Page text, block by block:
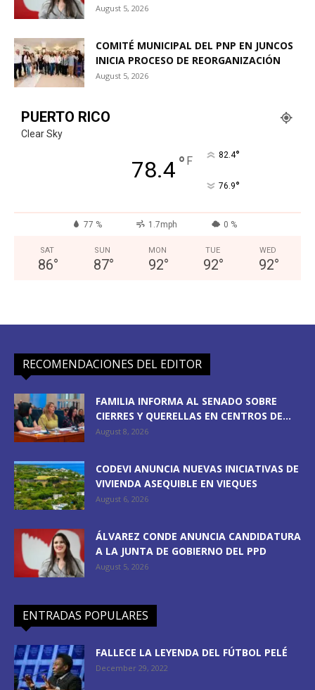
August 5, 2026
COMITÉ MUNICIPAL DEL PNP EN JUNCOS
INICIA PROCESO DE REORGANIZACIÓN
August 5, 2026
PUERTO RICO
Clear Sky
78.4° F 82.4°
76.9°
77 % 1.7mph 0 %
SAT
86°
SUN
87°
MON
92°
TUE
92°
WED
92°
RECOMENDACIONES DEL EDITOR
FAMILIA INFORMA AL SENADO SOBRE
CIERRES Y QUERELLAS EN CENTROS DE...
August 8, 2026
CODEVI ANUNCIA NUEVAS INICIATIVAS DE
VIVIENDA ASEQUIBLE EN VIEQUES
August 6, 2026
ÁLVAREZ CONDE ANUNCIA CANDIDATURA
A LA JUNTA DE GOBIERNO DEL PPD
August 5, 2026
ENTRADAS POPULARES
FALLECE LA LEYENDA DEL FÚTBOL PELÉ
December 29, 2022